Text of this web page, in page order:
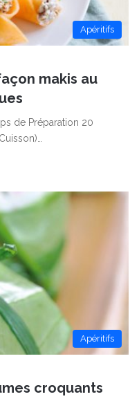
Apéritifs
makis au
de Préparation 20
Apéritifs
croquants